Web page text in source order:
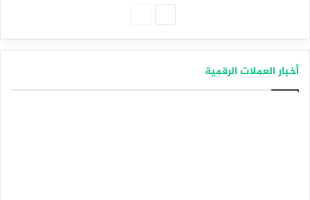
أخبار العملات الرقمية